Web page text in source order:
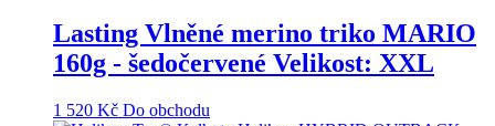
Lasting Vlněné merino triko MARIO
160g - šedočervené Velikost: XXL
1 520 Kč Do obchodu